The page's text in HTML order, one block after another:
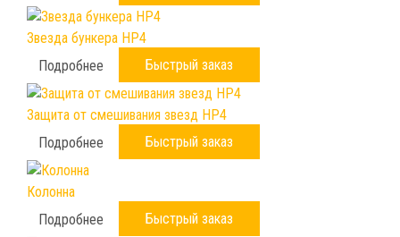
Звезда бункера HP4
Подробнее
Быстрый заказ
Защита от смешивания звезд HP4
Подробнее
Быстрый заказ
Колонна
Подробнее
Быстрый заказ